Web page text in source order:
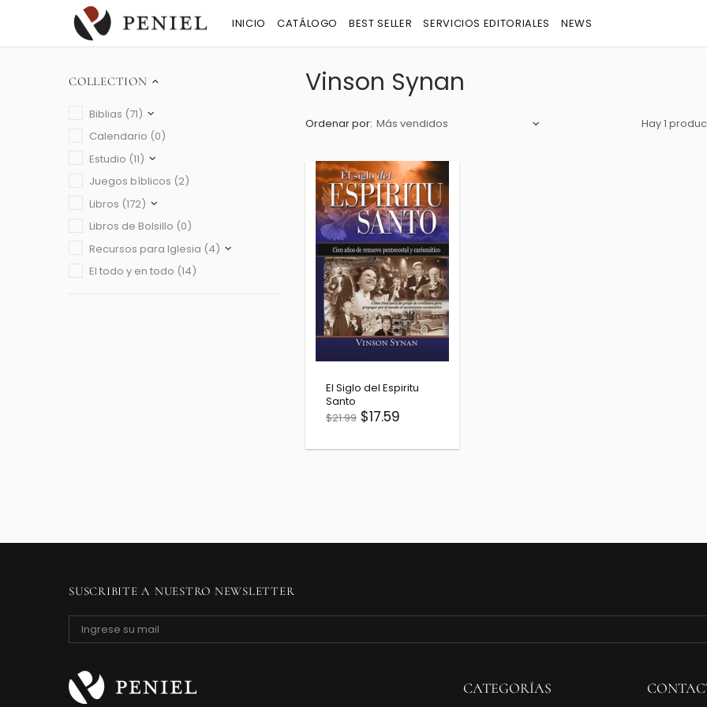
INICIO CATÁLOGO BEST SELLER SERVICIOS EDITORIALES NEWS
COLLECTION
Biblias (71)
Calendario (0)
Estudio (11)
Juegos bíblicos (2)
Libros (172)
Libros de Bolsillo (0)
Recursos para Iglesia (4)
El todo y en todo (14)
Vinson Synan
Ordenar por: Hay 1
El Siglo del Espiritu
Santo
$21.99 $17.59
SUSCRIBITE A NUESTRO NEWSLETTER
CATEGORÍAS